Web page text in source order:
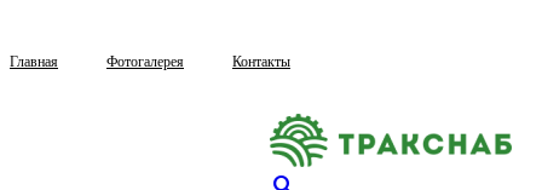
Главная Фотогалерея Контакты